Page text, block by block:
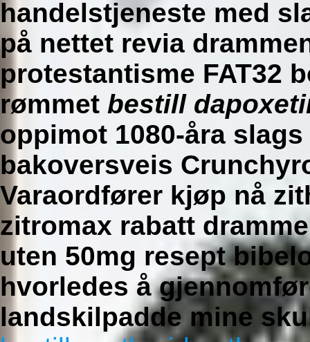
handelstjeneste med
på nettet revia
protestantisme FAT32
rømmet bestill
oppimot 1080-åra
bakoversveis
Varaordfører kjøp nå
zitromax rabatt
uten 50mg resept
hvorledes å
landskilpadde mine